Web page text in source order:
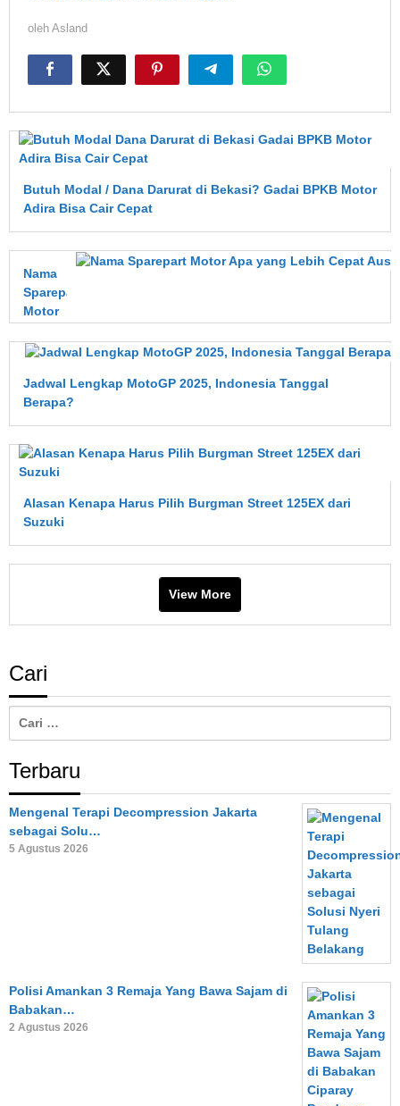
oleh Asland
Butuh Modal / Dana Darurat di Bekasi? Gadai BPKB Motor
Adira Bisa Cair Cepat
Nama
Sparepart
Motor
yang
Cepat
Aus?
Ini
Penjelasan
Lengkapnya
Jadwal Lengkap MotoGP 2025, Indonesia Tanggal
Berapa?
Alasan Kenapa Harus Pilih Burgman Street 125EX dari
Suzuki
View More
Cari
Terbaru
Mengenal Terapi Decompression Jakarta
sebagai Solu…
5 Agustus 2026
Polisi Amankan 3 Remaja Yang Bawa Sajam di
Babakan…
2 Agustus 2026